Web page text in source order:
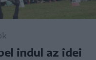
indul az idei